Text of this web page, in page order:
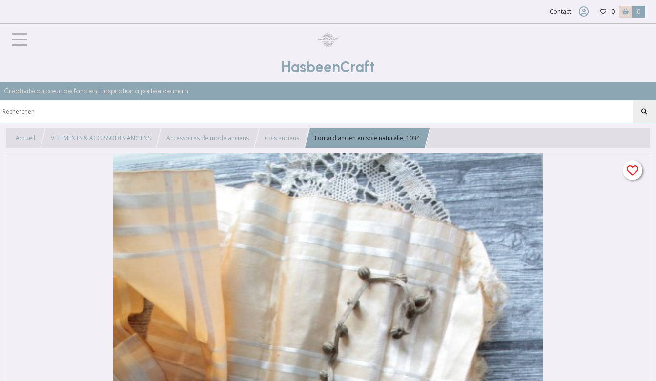
Contact 0 0
HasbeenCraft
Créativité au cœur de l'ancien, l'inspiration à portée de main
Accueil VETEMENTS & ACCESSOIRES ANCIENS Accessoires de mode anciens Cols anciens Foulard ancien en soie naturelle, 1034